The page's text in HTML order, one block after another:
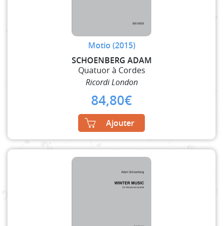
Motio (2015)
SCHOENBERG ADAM
Quatuor à Cordes
Ricordi London
84,80€
Ajouter